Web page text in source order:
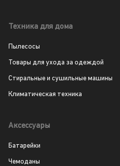
Техника для дома
Пылесосы
Товары для ухода за одеждой
Стиральные и сушильные машины
Климатическая техника
Аксессуары
Батарейки
Чемоданы